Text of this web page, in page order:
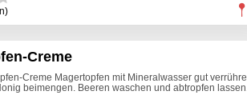
Creme
Creme Magertopfen mit Mineralwasser gut
beimengen. Beeren waschen und abtropfen